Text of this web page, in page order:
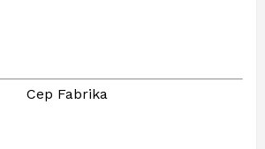
Cep Fabrika